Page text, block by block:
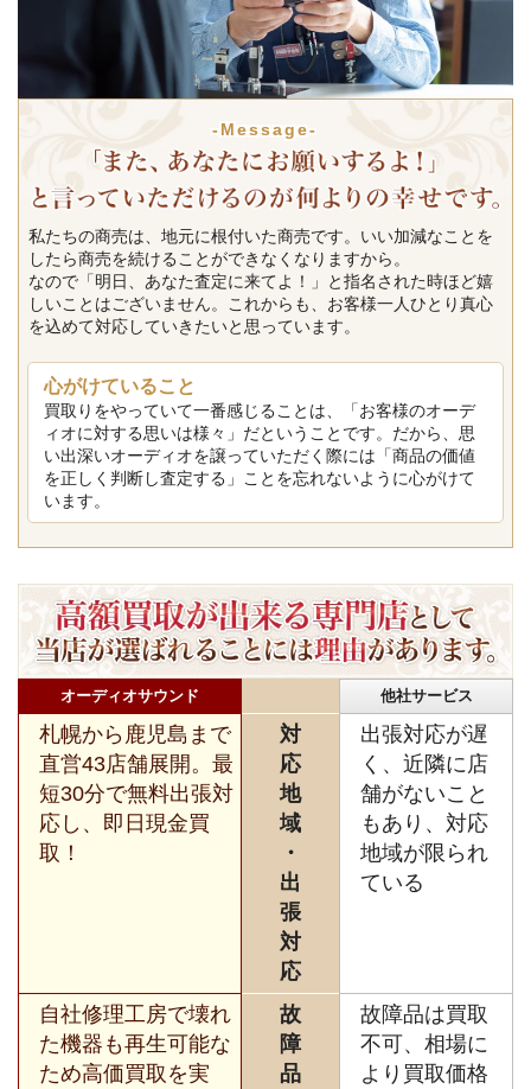
-Message-
私たちの商売は、地元に根付いた商売です。いい加減なことを
したら商売を続けることができなくなりますから。
なので「明日、あなた査定に来てよ！」と指名された時ほど嬉
しいことはございません。これからも、お客様一人ひとり真心
を込めて対応していきたいと思っています。
心がけていること
買取りをやっていて一番感じることは、「お客様のオーデ
ィオに対する思いは様々」だということです。だから、思
い出深いオーディオを譲っていただく際には「商品の価値
を正しく判断し査定する」ことを忘れないように心がけて
います。
オーディオサウンド 他社サービス
札幌から鹿児島まで
直営43店舗展開。最
短30分で無料出張対
応し、即日現金買
取！
対
応
地
域
・
出
張
対
応
出張対応が遅
く、近隣に店
舗がないこと
もあり、対応
地域が限られ
ている
自社修理工房で壊れ
た機器も再生可能な
ため高価買取を実
故
障
品
故障品は買取
不可、相場に
より買取価格